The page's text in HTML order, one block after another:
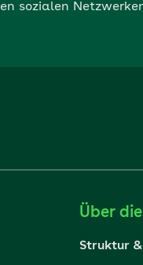
sozialen
Über
Struktur